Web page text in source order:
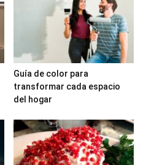
Guía de color para
transformar cada espacio
del hogar